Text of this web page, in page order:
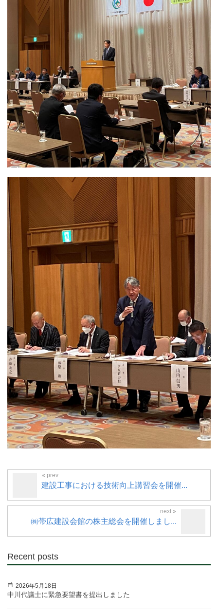
建設工事における技術向上講習会を開催...
㈱帯広建設会館の株主総会を開催しまし...
Recent posts
2026年5月18日
中川代議士に緊急要望書を提出しました